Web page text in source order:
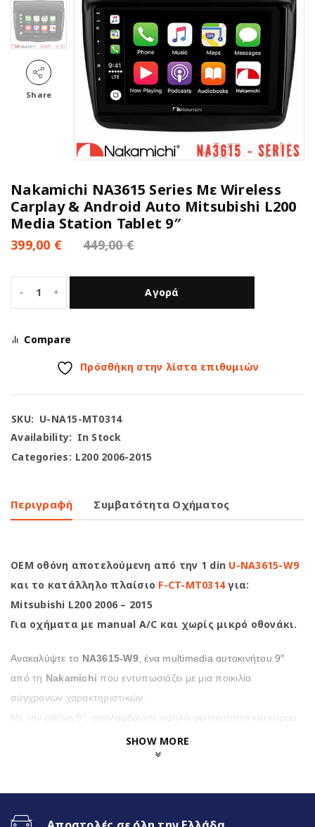
Share
Nakamichi NA3615 Series Με Wireless
Carplay & Android Auto Mitsubishi L200
Media Station Tablet 9″
449,00€
399,00 €
Αγορά
Compare
Πρόσθήκη στην λίστα επιθυμιών
SKU: U-NA15-MT0314
Availability: In Stock
Categories: L200 2006-2015
Περιγραφή Συμβατότητα Οχήματος
OEM οθόνη αποτελούμενη από την 1 din U-NA3615-W9
και το κατάλληλο πλαίσιο F-CT-MT0314για:
Mitsubishi L200 2006 – 2015
Για οχήματα με manual A/C και χωρίς μικρό οθονάκι.
Ανακαλύψτε το NA3615-W9, ένα multimedia αυτοκινήτου 9″
από τη Nakamichi που εντυπωσιάζει με μια ποικιλία
σύγχρονων χαρακτηριστικών.
Με την οθόνη 9″, απολαμβάνετε υψηλή φωτεινότητα και ευρεία
γωνία για βέλτιστη ορατότητα.
χρήσιμες λειτουργίες, όπως κάμερα οπισθοποροείας
SHOW MORE